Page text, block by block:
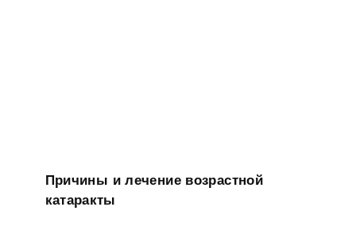
Причины и лечение возрастной
катаракты